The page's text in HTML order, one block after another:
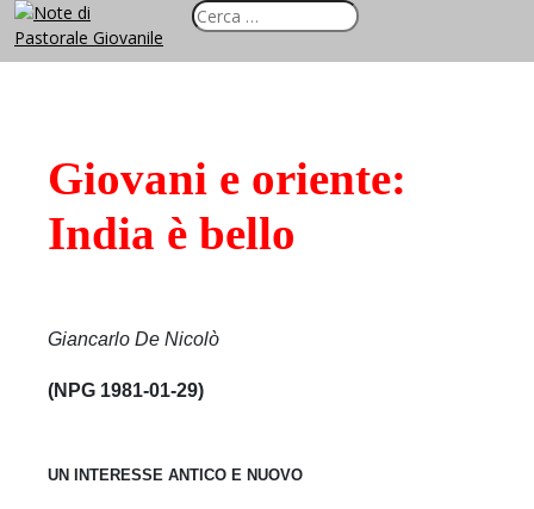
Giovani e oriente:
India è bello
Giancarlo De Nicolò
(NPG 1981-01-29)
UN INTERESSE ANTICO E NUOVO